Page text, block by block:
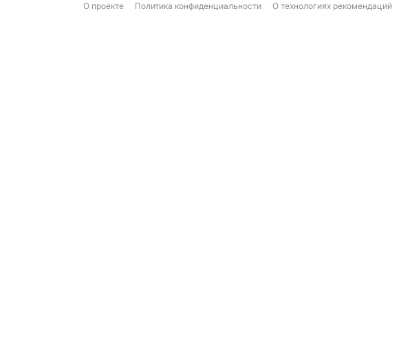
О проекте Политика конфиденциальности О технологиях рекомендаций